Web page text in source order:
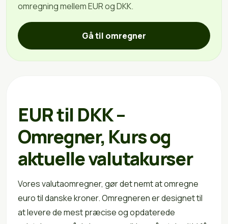
omregning mellem EUR og DKK.
Gå til omregner
EUR til DKK –
Omregner, Kurs og
aktuelle valutakurser
Vores valutaomregner, gør det nemt at omregne
euro til danske kroner. Omregneren er designet til
at levere de mest præcise og opdaterede